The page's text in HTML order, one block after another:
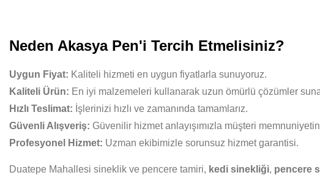
Neden Akasya Pen'i Tercih Etmelisiniz?
Uygun Fiyat: Kaliteli hizmeti en uygun fiyatlarla sunuyoruz.
Kaliteli Ürün: En iyi malzemeleri kullanarak uzun ömürlü çözümler
Hızlı Teslimat: İşlerinizi hızlı ve zamanında tamamlarız.
Güvenli Alışveriş: Güvenilir hizmet anlayışımızla müşteri
Profesyonel Hizmet: Uzman ekibimizle sorunsuz hizmet garantisi.
Duatepe Mahallesi sineklik ve pencere tamiri, kedi sinekliği, pencere